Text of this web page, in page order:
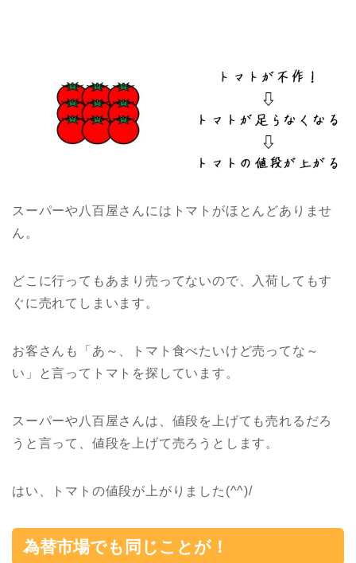
スーパーや八百屋さんにはトマトがほとんどありませ
ん。
どこに行ってもあまり売ってないので、入荷してもす
ぐに売れてしまいます。
お客さんも「あ～、トマト食べたいけど売ってな～
い」と言ってトマトを探しています。
スーパーや八百屋さんは、値段を上げても売れるだろ
うと言って、値段を上げて売ろうとします。
はい、トマトの値段が上がりました(^^)/
為替市場でも同じことが！